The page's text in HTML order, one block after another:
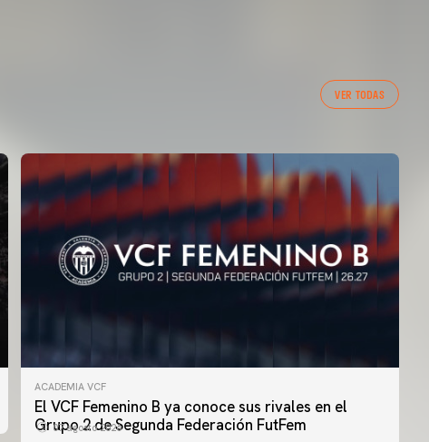
VER TODAS
ACADEMIA VCF
El VCF Femenino B ya conoce sus rivales en el
Grupo 2 de Segunda Federación FutFem
07 agosto 2026